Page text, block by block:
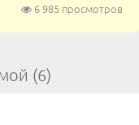
6 985 просмотров
(6)